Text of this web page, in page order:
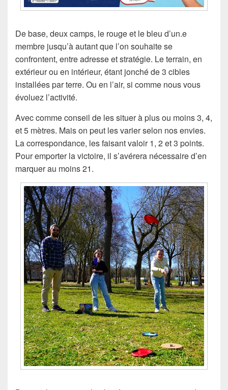
De base, deux camps, le rouge et le bleu d’un.e
membre jusqu’à autant que l’on souhaite se
confrontent, entre adresse et stratégie. Le terrain, en
extérieur ou en intérieur, étant jonché de 3 cibles
installées par terre. Ou en l’air, si comme nous vous
évoluez l’activité.
Avec comme conseil de les situer à plus ou moins 3, 4,
et 5 mètres. Mais on peut les varier selon nos envies.
La correspondance, les faisant valoir 1, 2 et 3 points.
Pour emporter la victoire, il s’avérera nécessaire d’en
marquer au moins 21.